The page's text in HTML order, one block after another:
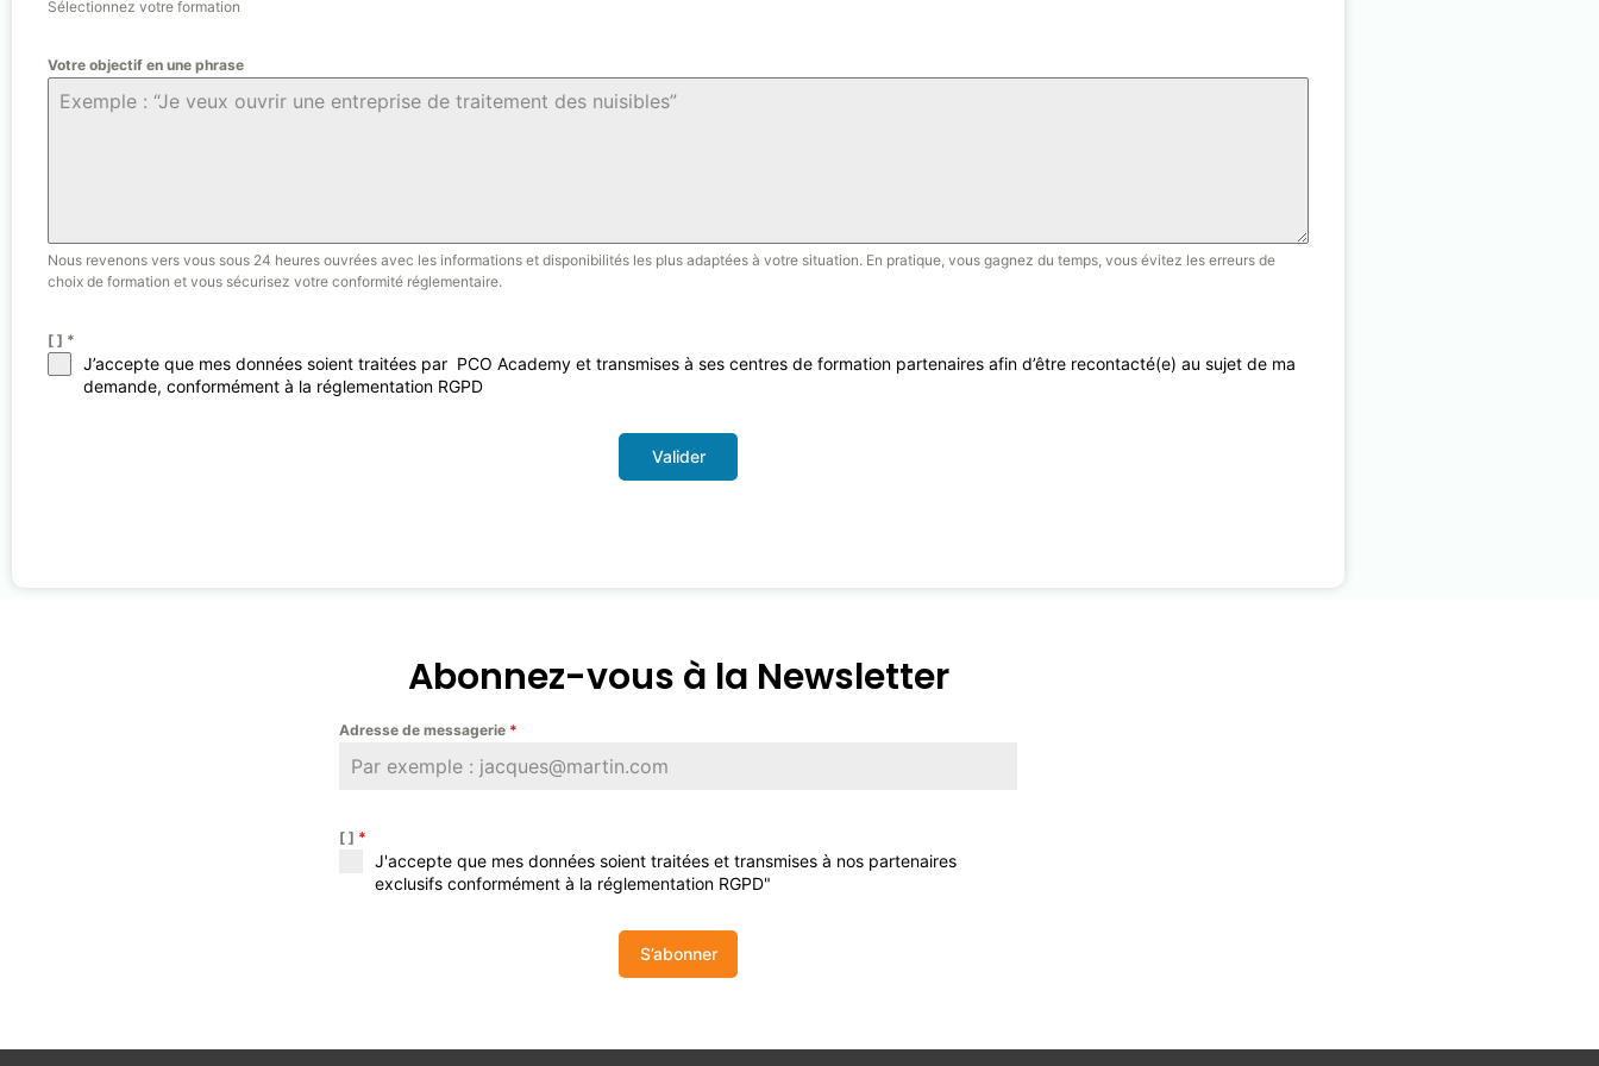
Sélectionnez votre formation
Votre objectif en une phrase
Nous revenons vers vous sous 24 heures ouvrées avec les informations et disponibilités les plus adaptées à votre situation. En pratique, vous gagnez du temps, vous évitez les erreurs de
choix de formation et vous sécurisez votre conformité réglementaire.
[ ] *
J’accepte que mes données soient traitées par PCO Academy et transmises à ses centres de formation partenaires afin d’être recontacté(e) au sujet de ma
demande, conformément à la réglementation RGPD
Valider
Abonnez-vous à la Newsletter
Adresse de messagerie *
[ ] *
J'accepte que mes données soient traitées et transmises à nos partenaires
exclusifs conformément à la réglementation RGPD"
S’abonner